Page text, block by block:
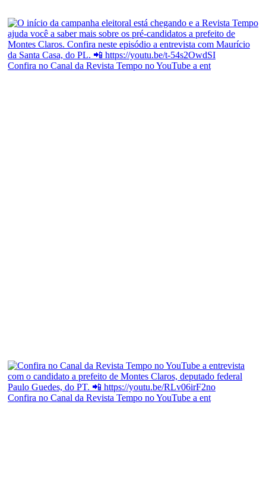
Confira no Canal da Revista Tempo no YouTube a ent
Confira no Canal da Revista Tempo no YouTube a ent